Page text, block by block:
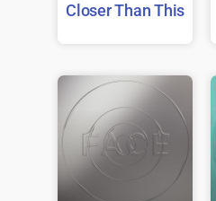
Closer Than This